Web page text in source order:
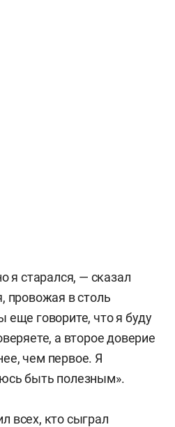
я старался, — сказал
провожая в столь
еще говорите, что я буду
а второе доверие
чем первое. Я
быть полезным».
всех, кто сыграл